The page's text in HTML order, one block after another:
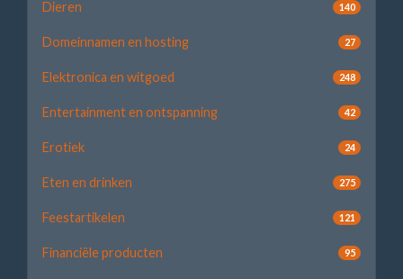
Dieren 140
Domeinnamen en hosting 27
Elektronica en witgoed 248
Entertainment en ontspanning 42
Erotiek 24
Eten en drinken 275
Feestartikelen 121
Financiële producten 95